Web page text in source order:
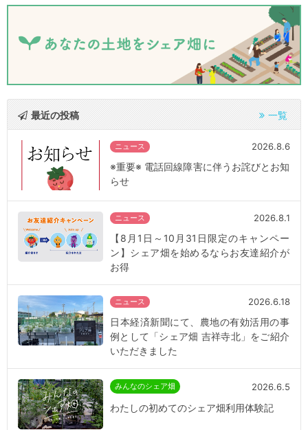
最近の投稿 一覧
ニュース 2026.8.6
※重要※ 電話回線障害に伴うお詫びとお知
らせ
ニュース 2026.8.1
【8月1日～10月31日限定のキャンペー
ン】シェア畑を始めるならお友達紹介が
お得
ニュース 2026.6.18
日本経済新聞にて、農地の有効活用の事
例として「シェア畑 吉祥寺北」をご紹介
いただきました
みんなのシェア畑 2026.6.5
わたしの初めてのシェア畑利用体験記